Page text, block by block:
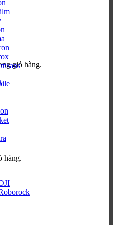
giỏ hàng.
hàng.